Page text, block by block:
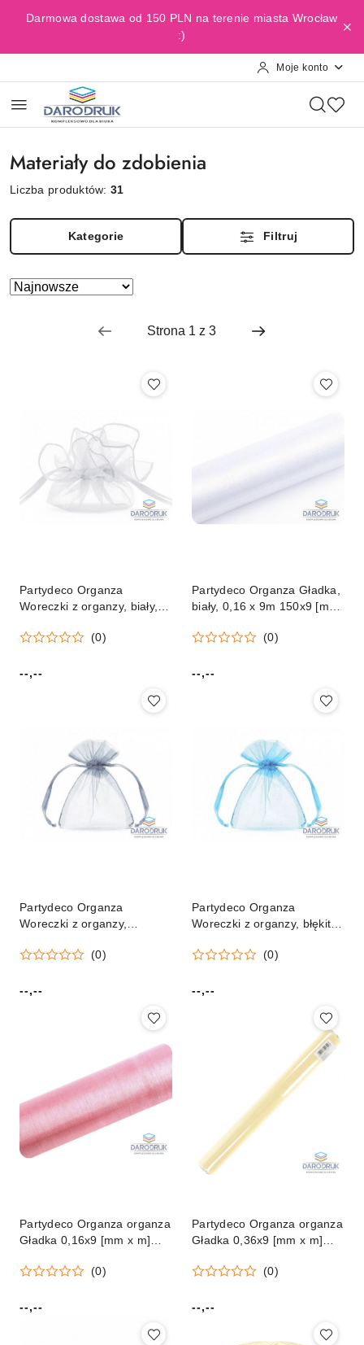
Przejdź do treści głównej
Przejdź do wyszukiwarki
Przejdź do moje konto
Przejdź do menu głównego
Przejdź do stopki
Darmowa dostawa od 150 PLN na terenie miasta Wrocław
:)
Moje konto
Materiały do zdobienia
Liczba produktów:31
Kategorie Filtruj
Zastosowano
Sortuj
Partydeco Organza
Woreczki z organzy, biały,
(WRG6-008-10)
(0)
Cena:
--,--
Partydeco Organza Gładka,
biały, 0,16 x 9m 150x9 [mm
(ORP16-008)(0)
Cena:
--,--
Partydeco Organza
Woreczki z organzy,
(WRG5-018-10)
(0)
Cena:
--,--
Partydeco Organza
Woreczki z organzy, błękit,
(WRG5-011-10)
(0)
Cena:
--,--
Partydeco Organza organza
Gładka 0,16x9 [mm x m]
081J)
(0)
Cena:
--,--
Partydeco Organza organza
Gładka 0,36x9 [mm x m]
Partydeco (ORPO -079)
(0)
Cena:
--,--